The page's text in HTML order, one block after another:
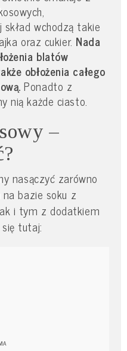
wchodzą takie
oraz cukier. Nada
blatów
obłożenia całego
Ponadto z
nią każde ciasto.
–
nasączyć zarówno
bazie soku z
i tym z dodatkiem
tutaj: